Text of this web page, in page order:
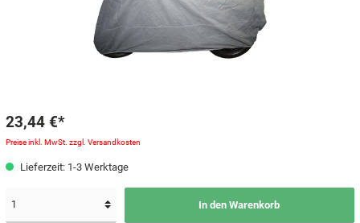
23,44 €*
Preise inkl. MwSt. zzgl. Versandkosten
Lieferzeit: 1-3 Werktage
In den Warenkorb